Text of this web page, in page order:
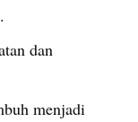
dan
menjadi